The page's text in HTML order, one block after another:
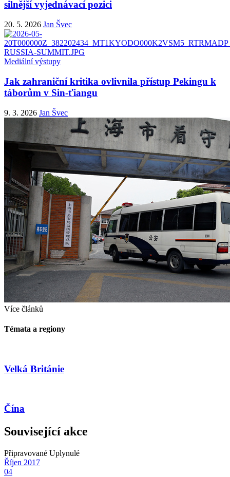
silnější vyjednávací pozici
20. 5. 2026 Jan Švec
Mediální výstupy
Jak zahraniční kritika ovlivnila přístup Pekingu k
táborům v Sin-ťiangu
9. 3. 2026 Jan Švec
Více článků
Témata a regiony
Velká Británie
Čína
Související akce
Připravované Uplynulé
Říjen 2017
04